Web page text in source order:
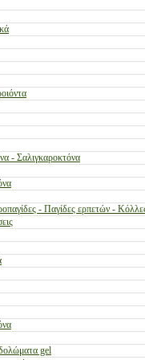
- Σαλιγκαροκτόνα
- Παγίδες ερπετών -
gel